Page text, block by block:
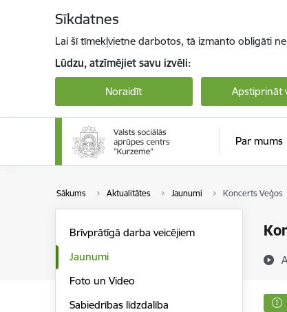
Sīkdatnes
Lai šī tīmekļvietne darbotos, tā izmanto obligāti
Lūdzu, atzīmējiet savu izvēli:
Noraidīt Apstiprināt
Par mums
Sākums Aktualitātes Jaunumi Koncerts Veģos
Brīvprātīgā darba veicējiem
Jaunumi
Foto un Video
Sabiedrības līdzdalība